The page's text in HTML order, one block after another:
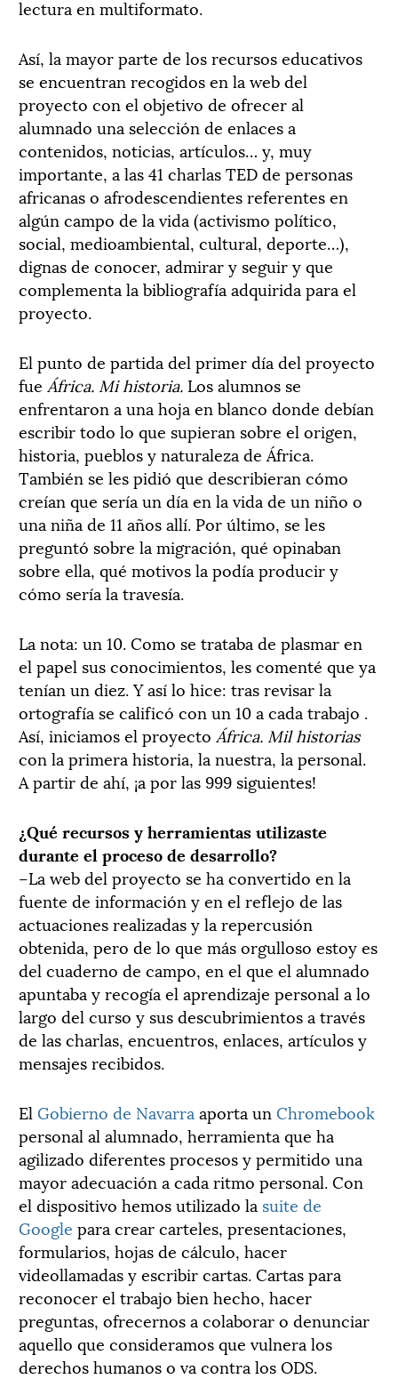
lectura en multiformato.
Así, la mayor parte de los recursos educativos
se encuentran recogidos en la web del
proyecto con el objetivo de ofrecer al
alumnado una selección de enlaces a
contenidos, noticias, artículos… y, muy
importante, a las 41 charlas TED de personas
africanas o afrodescendientes referentes en
algún campo de la vida (activismo político,
social, medioambiental, cultural, deporte…),
dignas de conocer, admirar y seguir y que
complementa la bibliografía adquirida para el
proyecto.
El punto de partida del primer día del proyecto
fue África. Mi historia. Los alumnos se
enfrentaron a una hoja en blanco donde debían
escribir todo lo que supieran sobre el origen,
historia, pueblos y naturaleza de África.
También se les pidió que describieran cómo
creían que sería un día en la vida de un niño o
una niña de 11 años allí. Por último, se les
preguntó sobre la migración, qué opinaban
sobre ella, qué motivos la podía producir y
cómo sería la travesía.
La nota: un 10. Como se trataba de plasmar en
el papel sus conocimientos, les comenté que ya
tenían un diez. Y así lo hice: tras revisar la
ortografía se calificó con un 10 a cada trabajo .
Así, iniciamos el proyecto África. Mil historias
con la primera historia, la nuestra, la personal.
A partir de ahí, ¡a por las 999 siguientes!
¿Qué recursos y herramientas utilizaste
durante el proceso de desarrollo?
–La web del proyecto se ha convertido en la
fuente de información y en el reflejo de las
actuaciones realizadas y la repercusión
obtenida, pero de lo que más orgulloso estoy es
del cuaderno de campo, en el que el alumnado
apuntaba y recogía el aprendizaje personal a lo
largo del curso y sus descubrimientos a través
de las charlas, encuentros, enlaces, artículos y
mensajes recibidos.
El Gobierno de Navarra aporta un Chromebook
personal al alumnado, herramienta que ha
agilizado diferentes procesos y permitido una
mayor adecuación a cada ritmo personal. Con
el dispositivo hemos utilizado la suite de
Google para crear carteles, presentaciones,
formularios, hojas de cálculo, hacer
videollamadas y escribir cartas. Cartas para
reconocer el trabajo bien hecho, hacer
preguntas, ofrecernos a colaborar o denunciar
aquello que consideramos que vulnera los
derechos humanos o va contra los ODS.